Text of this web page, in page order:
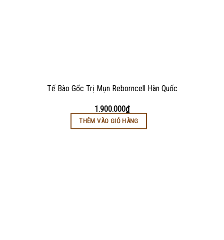
Tế Bào Gốc Trị Mụn Reborncell Hàn Quốc
1.900.000₫
THÊM VÀO GIỎ HÀNG